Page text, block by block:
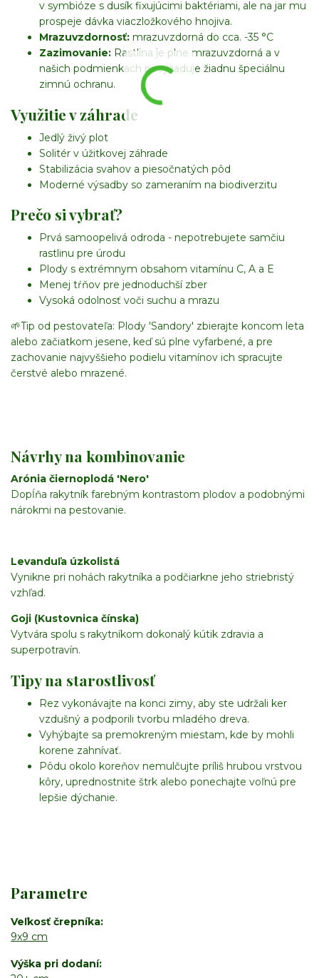
v symbióze s dusík fixujúcimi baktériami, ale na jar mu
prospeje dávka viaczložkového hnojiva.
Mrazuvzdornosť: mrazuvzdorná do cca. -35 °C
Zazimovanie: Rastlina je plne mrazuvzdorná a v
našich podmienkach nevyžaduje žiadnu špeciálnu
zimnú ochranu.
Využitie v záhrade
Jedlý živý plot
Solitér v úžitkovej záhrade
Stabilizácia svahov a piesočnatých pôd
Moderné výsadby so zameraním na biodiverzitu
Prečo si vybrať?
Prvá samoopelivá odroda - nepotrebujete samčiu
rastlinu pre úrodu
Plody s extrémnym obsahom vitamínu C, A a E
Menej tŕňov pre jednoduchší zber
Vysoká odolnosť voči suchu a mrazu
🌱Tip od pestovateľa: Plody 'Sandory' zbierajte koncom leta
alebo začiatkom jesene, keď sú plne vyfarbené, a pre
zachovanie najvyššieho podielu vitamínov ich spracujte
čerstvé alebo mrazené.
Návrhy na kombinovanie
Arónia čiernoplodá 'Nero'
Dopĺňa rakytník farebným kontrastom plodov a podobnými
nárokmi na pestovanie.
Levanduľa úzkolistá
Vynikne pri nohách rakytníka a podčiarkne jeho striebristý
vzhľad.
Goji (Kustovnica čínska)
Vytvára spolu s rakytníkom dokonalý kútik zdravia a
superpotravín.
Tipy na starostlivosť
Rez vykonávajte na konci zimy, aby ste udržali ker
vzdušný a podporili tvorbu mladého dreva.
Vyhýbajte sa premokreným miestam, kde by mohli
korene zahnívať.
Pôdu okolo koreňov nemulčujte príliš hrubou vrstvou
kôry, uprednostnite štrk alebo ponechajte voľnú pre
lepšie dýchanie.
Parametre
Veľkosť črepníka
9x9 cm
Výška pri dodaní